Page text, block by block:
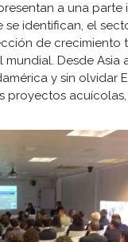
a una
se identifican, el
de crecimiento
Desde Asia
y sin olvidar
proyectos